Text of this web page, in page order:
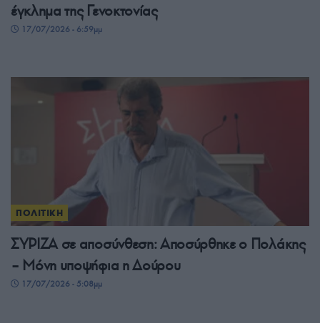
έγκλημα της Γενοκτονίας
17/07/2026 - 6:59μμ
ΠΟΛΙΤΙΚΗ
ΣΥΡΙΖΑ σε αποσύνθεση: Αποσύρθηκε ο Πολάκης
– Μόνη υποψήφια η Δούρου
17/07/2026 - 5:08μμ